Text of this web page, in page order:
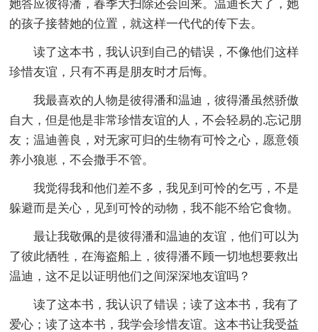
她答应彼得潘，春季大扫除还会回来。温迪长大了，她
的孩子接替她的位置，就这样一代代的传下去。
读了这本书，我认识到自己的错误，不像他们这样
珍惜友谊，只有不再是朋友时才后悔。
我最喜欢的人物是彼得潘和温迪，彼得潘虽然骄傲
自大，但是他是非常珍惜友谊的人，不会轻易的.忘记朋
友；温迪善良，对无家可归的生物有可怜之心，愿意领
养小狼崽，不会撒手不管。
我觉得我和他们差不多，我见到可怜的乞丐，不是
躲避而是关心，见到可怜的动物，我不能不给它食物。
最让我敬佩的是彼得潘和温迪的友谊，他们可以为
了彼此牺牲，在海盗船上，彼得潘不顾一切地想要救出
温迪，这不足以证明他们之间深深地友谊吗？
读了这本书，我认识了错误；读了这本书，我有了
爱心；读了这本书，我学会珍惜友谊。这本书让我受益